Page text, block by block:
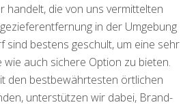
handelt, die von uns vermittelten
in der Umgebung
sind bestens geschult, um eine sehr
wie auch sichere Option zu bieten.
den bestbewährtesten örtlichen
unterstützen wir dabei, Brand-